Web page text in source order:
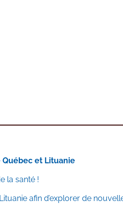
Québec et Lituanie
la santé !
afin d’explorer de